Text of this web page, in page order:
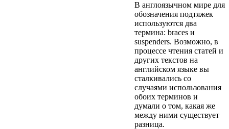
В англоязычном мире для
обозначения подтяжек
используются два
термина: braces и
suspenders. Возможно, в
процессе чтения статей и
других текстов на
английском языке вы
сталкивались со
случаями использования
обоих терминов и
думали о том, какая же
между ними существует
разница.